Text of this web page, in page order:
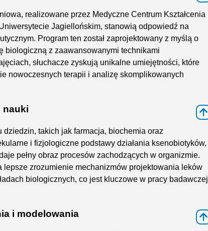
realizowane przez Medyczne Centrum Kształcenia
Jagiellońskim, stanowią odpowiedź na
Program ten został zaprojektowany z myślą o
biologiczną z zaawansowanymi technikami
słuchacze zyskują unikalne umiejętności, które
nowoczesnych terapii i analizę skomplikowanych
nauki
takich jak farmacja, biochemia oraz
i fizjologiczne podstawy działania ksenobiotyków,
pełny obraz procesów zachodzących w organizmie.
zrozumienie mechanizmów projektowania leków
biologicznych, co jest kluczowe w pracy badawczej
i modelowania